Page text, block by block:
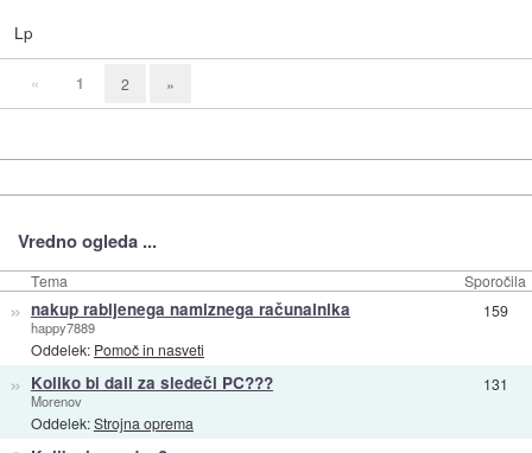
Lp
« 1 2 »
Vredno ogleda ...
Tema Sporočila
» nakup rabljenega namiznega računalnika
happy7889
Oddelek: Pomoč in nasveti
159
» Koliko bi dali za sledeči PC???
Morenov
Oddelek:Strojna oprema
131